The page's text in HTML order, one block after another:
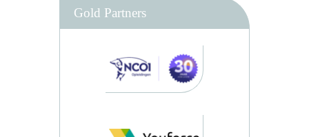
Gold Partners